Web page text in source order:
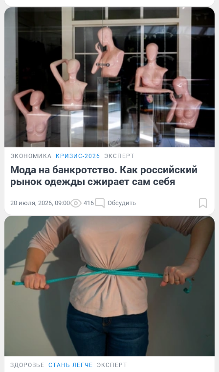
ЭКОНОМИКА КРИЗИС-2026 ЭКСПЕРТ
Мода на банкротство. Как российский
рынок одежды сжирает сам себя
20 июля, 2026, 09:00 416 Обсудить
ЗДОРОВЬЕ СТАНЬ ЛЕГЧЕ ЭКСПЕРТ